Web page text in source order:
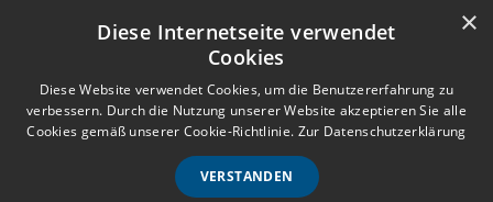
Anmelden Registrieren
e
n
ü
Wir lassen nur die Hand los,
×
Diese Internetseite verwendet
Cookies
Diese Website verwendet Cookies, um die Benutzererfahrung zu
verbessern. Durch die Nutzung unserer Website akzeptieren Sie alle
Cookies gemäß unserer Cookie-Richtlinie. Zur Datenschutzerklärung
VERSTANDEN